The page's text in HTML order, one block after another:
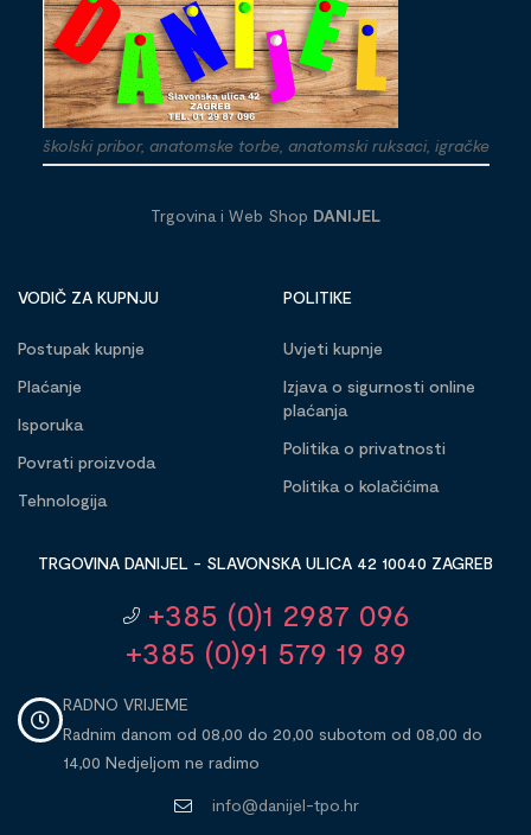
školski pribor, anatomske torbe, anatomski ruksaci, igračke
Trgovina i Web Shop DANIJEL
VODIČ ZA KUPNJU
Postupak kupnje
Plaćanje
Isporuka
Povrati proizvoda
Tehnologija
POLITIKE
Uvjeti kupnje
Izjava o sigurnosti online
plaćanja
Politika o privatnosti
Politika o kolačićima
TRGOVINA DANIJEL - SLAVONSKA ULICA 42 10040 ZAGREB
+385 (0)1 2987 096
+385 (0)91 579 19 89
RADNO VRIJEME
Radnim danom od 08,00 do 20,00 subotom od 08,00 do
14,00 Nedjeljom ne radimo
info@danijel-tpo.hr